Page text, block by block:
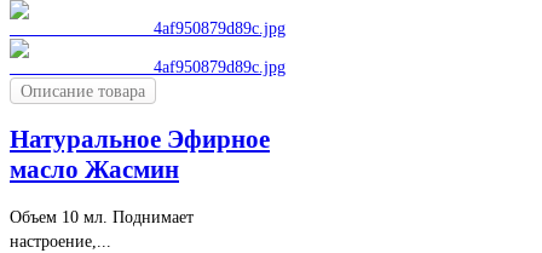
Описание товара
Натуральное Эфирное
масло Жасмин
Объем 10 мл. Поднимает
настроение,...